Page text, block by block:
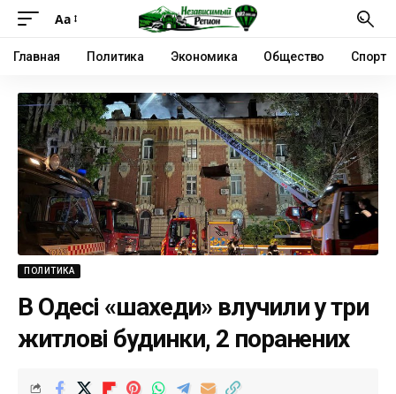
Аа
Главная Политика Экономика Общество Спорт
ПОЛИТИКА
В Одесі «шахеди» влучили у три
житлові будинки, 2 поранених